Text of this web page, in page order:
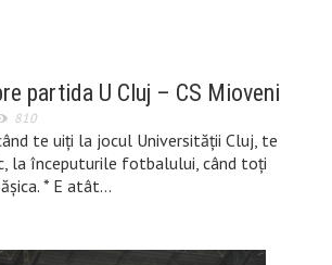
partida U Cluj – CS Mioveni
810
te uiți la jocul Universității Cluj, te
la începuturile fotbalului, când toți
* E atât…